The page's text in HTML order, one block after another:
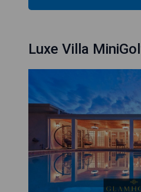
Luxe Villa